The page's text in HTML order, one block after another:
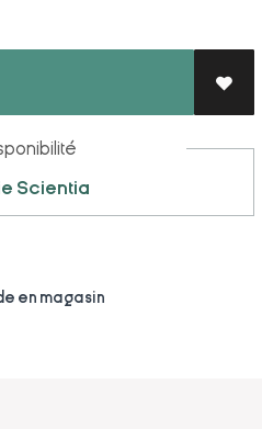
Scientia
en magasin